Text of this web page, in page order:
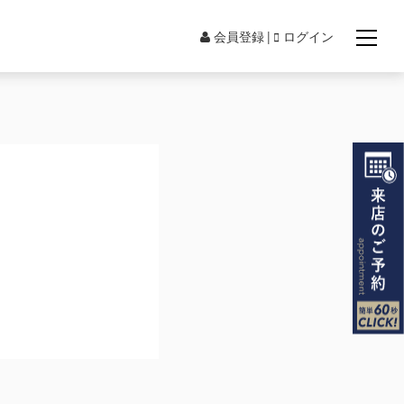
会員登録 ログイン